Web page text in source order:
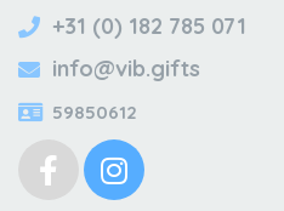
+31 (0) 182 785 071
info@vib.gifts
59850612